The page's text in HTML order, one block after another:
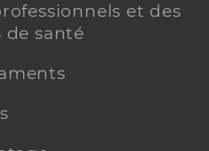
et des
de santé